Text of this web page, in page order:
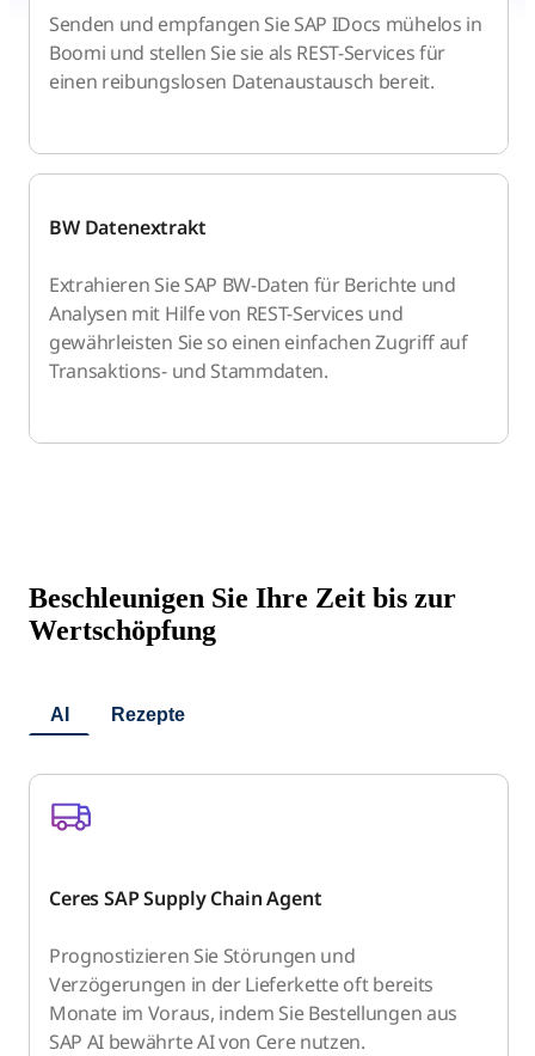
Senden und empfangen Sie SAP IDocs mühelos in
Boomi und stellen Sie sie als REST-Services für
einen reibungslosen Datenaustausch bereit.
BW Datenextrakt
Extrahieren Sie SAP BW-Daten für Berichte und
Analysen mit Hilfe von REST-Services und
gewährleisten Sie so einen einfachen Zugriff auf
Transaktions- und Stammdaten.
Beschleunigen Sie Ihre Zeit bis zur
Wertschöpfung
AI Rezepte
Ceres SAP Supply Chain Agent
Prognostizieren Sie Störungen und
Verzögerungen in der Lieferkette oft bereits
Monate im Voraus, indem Sie Bestellungen aus
SAP AI bewährte AI von Cere nutzen.